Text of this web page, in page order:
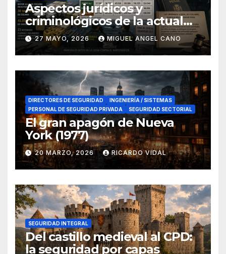
Aspectos jurídicos y
criminológicos de la actual
lucha contra el narcotráfico
en el sur de España
27 MAYO, 2026 MIGUEL ANGEL CANO
DIRECTORES DE SEGURIDAD
INGENIERÍA / SISTEMAS
PERSONAL DE SEGURIDAD PRIVADA
SEGURIDAD SECTORIAL
El gran apagón de Nueva
York (1977)
20 MARZO, 2026 RICARDO VIDAL
SEGURIDAD INTEGRAL
Del castillo medieval al CPD:
la seguridad por capas